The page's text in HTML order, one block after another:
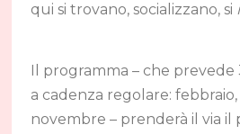
qui si trovano, socializzano, si
Il programma – che
a cadenza regolare:
novembre – prenderà il via il